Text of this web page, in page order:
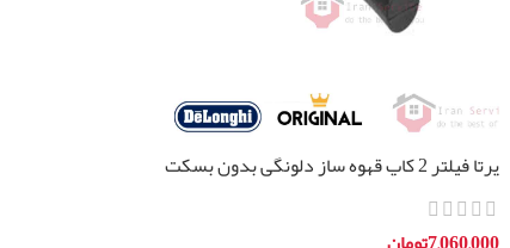
پرتا فیلتر 2 کاپ قهوه ساز دلونگی بدون بسکت
BCO264